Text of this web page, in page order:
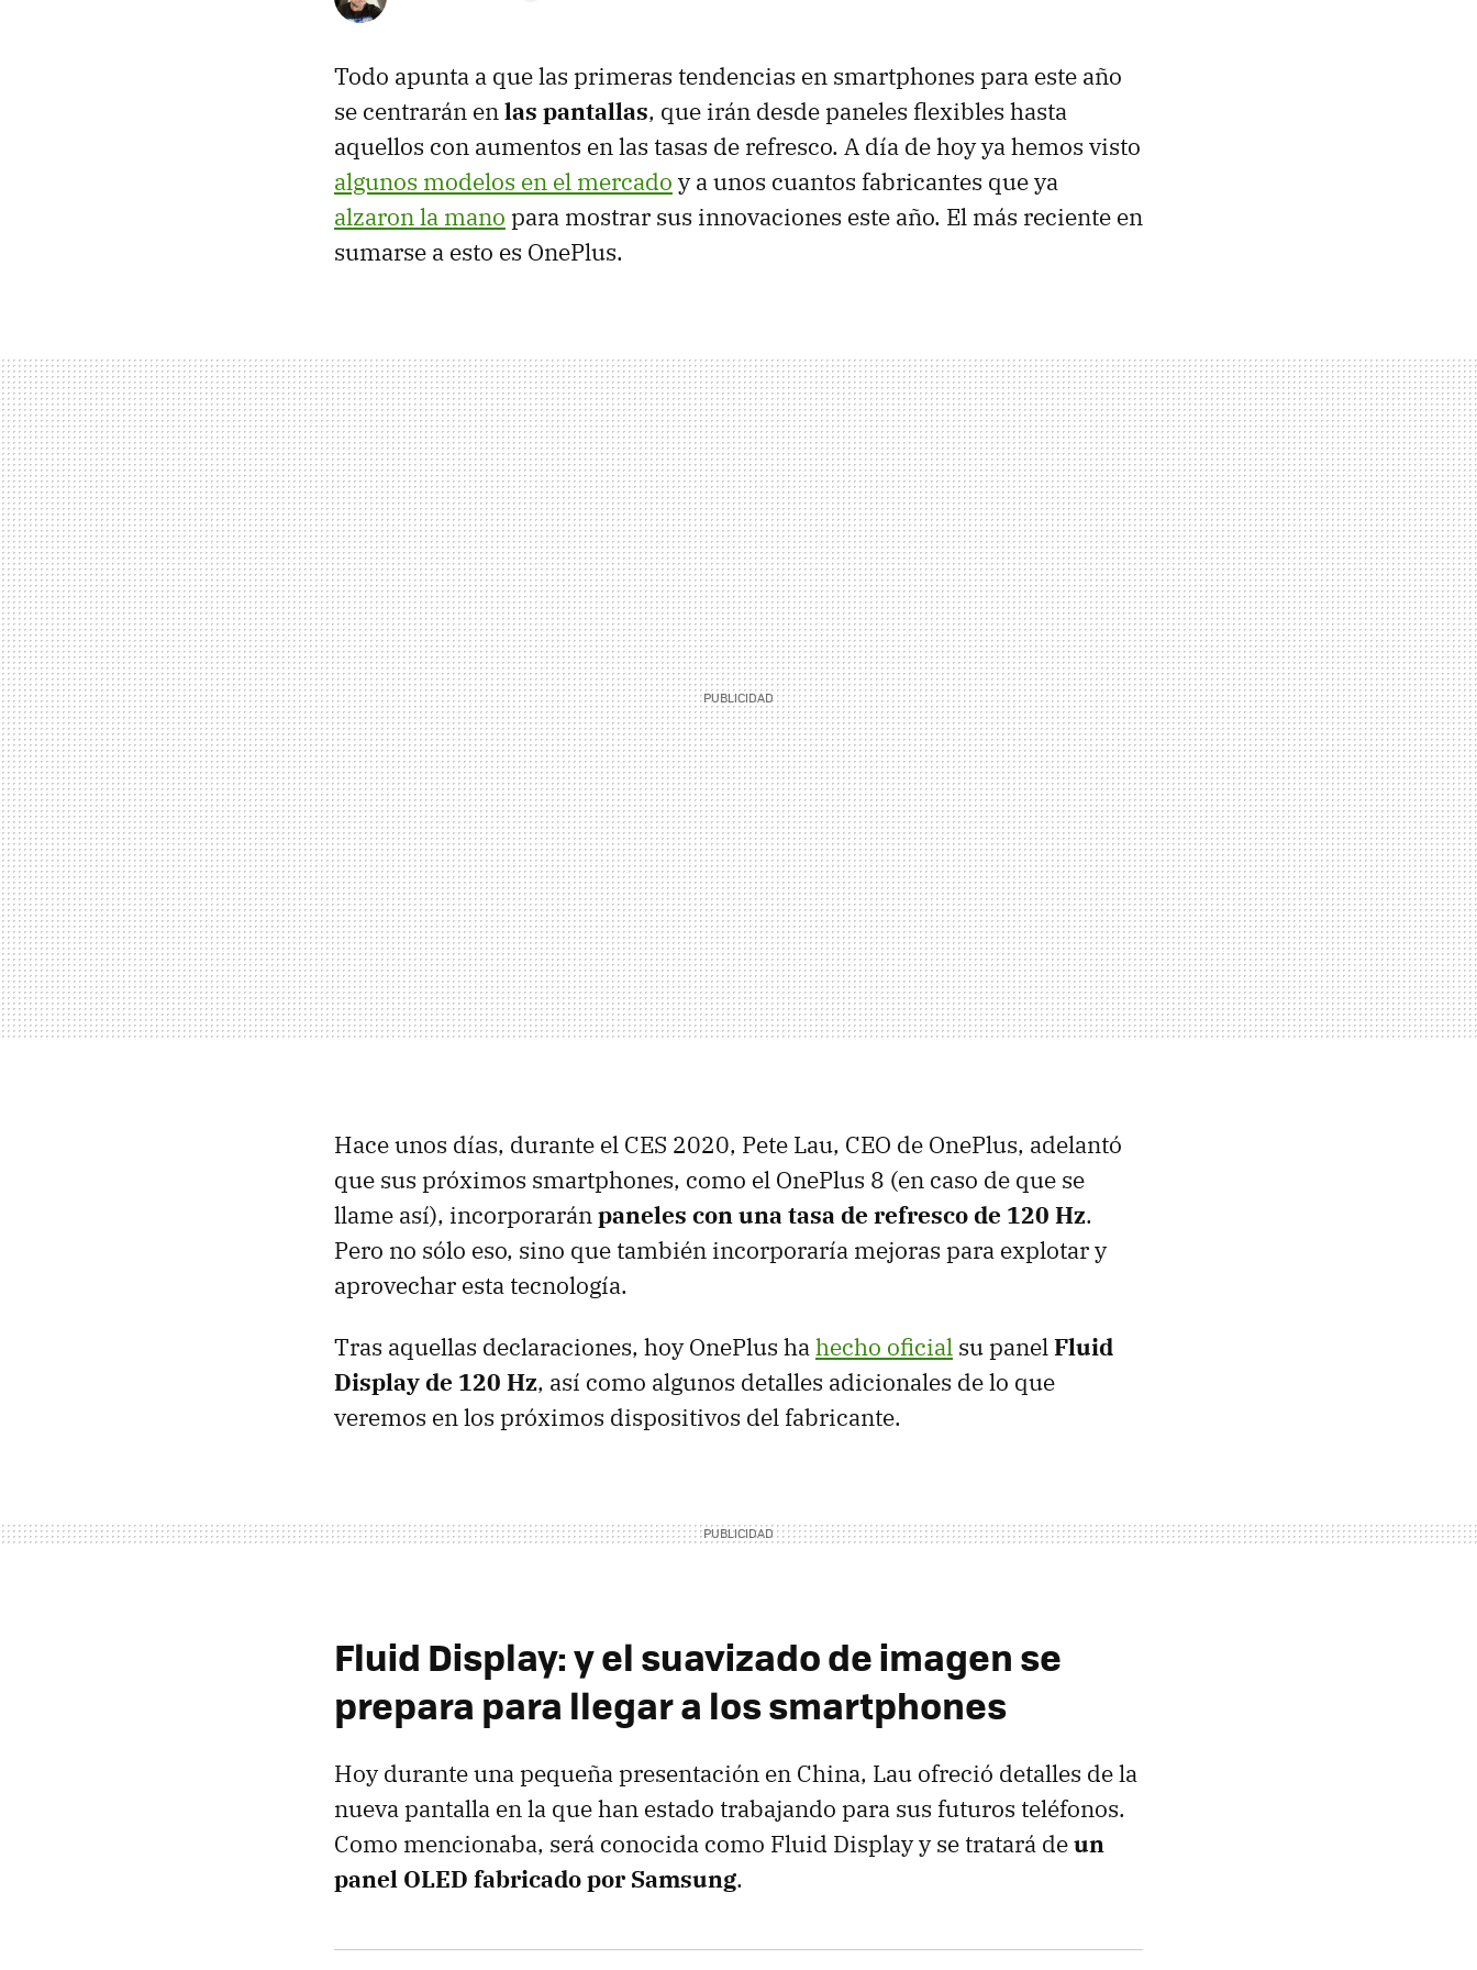
Todo apunta a que las primeras tendencias en smartphones para este año
se centrarán en las pantallas, que irán desde paneles flexibles hasta
aquellos con aumentos en las tasas de refresco. A día de hoy ya hemos visto
algunos modelos en el mercado y a unos cuantos fabricantes que ya
alzaron la mano para mostrar sus innovaciones este año. El más reciente en
sumarse a esto es OnePlus.
Hace unos días, durante el CES 2020, Pete Lau, CEO de OnePlus, adelantó
que sus próximos smartphones, como el OnePlus 8 (en caso de que se
llame así), incorporarán paneles con una tasa de refresco de 120 Hz.
Pero no sólo eso, sino que también incorporaría mejoras para explotar y
aprovechar esta tecnología.
Tras aquellas declaraciones, hoy OnePlus ha hecho oficial su panel Fluid
Display de 120 Hz, así como algunos detalles adicionales de lo que
veremos en los próximos dispositivos del fabricante.
Fluid Display: y el suavizado de imagen se
prepara para llegar a los smartphones
Hoy durante una pequeña presentación en China, Lau ofreció detalles de la
nueva pantalla en la que han estado trabajando para sus futuros teléfonos.
Como mencionaba, será conocida como Fluid Display y se tratará deun
panel OLED fabricado por Samsung.